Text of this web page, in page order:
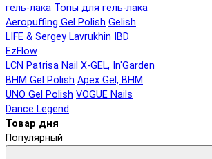
гель-лака Топы для гель-лака
Aeropuffing Gel Polish Gelish
LIFE & Sergey Lavrukhin
IBD
EzFlow
LCN Patrisa Nail X-GEL, In'Garden
BHM Gel Polish Apex Gel, BHM
UNO Gel Polish VOGUE Nails
Dance Legend
Товар дня
Популярный